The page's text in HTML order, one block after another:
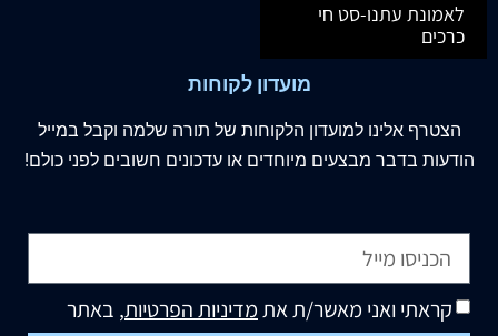
לאמונת עתנו-סט חי
כרכים
מועדון לקוחות
הצטרף אלינו למועדון הלקוחות של תורה שלמה וקבל במייל
הודעות בדבר מבצעים מיוחדים או עדכונים חשובים לפני כולם!
קראתי ואני מאשר/ת אתמדיניות הפרטיות, באתר